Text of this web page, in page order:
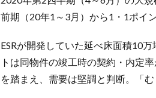
前期（20年1～3月）から1・1ポイ
ESRが開発していた延べ床面積10
トは同物件の竣工時の契約・内定
を踏まえ、需要は堅調と判断。「